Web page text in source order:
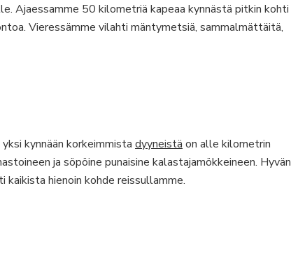
Ajaessamme 50 kilometriä kapeaa kynnästä pitkin kohti
Vieressämme vilahti mäntymetsiä, sammalmättäitä,
kynnään korkeimmista dyyneistä on alle kilometrin
ja söpöine punaisine kalastajamökkeineen. Hyvän
kaikista hienoin kohde reissullamme.